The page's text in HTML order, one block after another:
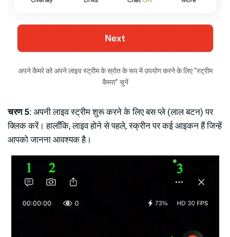
अपने कैमरे को अपने लाइव स्ट्रीम के स्रोत के रूप में उपयोग करने के लिए “स्ट्रीम
कैमरा” चुनें
चरण 5: अपनी लाइव स्ट्रीम शुरू करने के लिए बस प्ले (लाल बटन) पर
क्लिक करें। हालाँकि, लाइव होने से पहले, स्क्रीन पर कई आइकन हैं जिन्हें
आपको जानना आवश्यक है।